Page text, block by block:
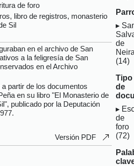
de foro
libro de registros, monasterio
Sil
en el archivo de San
a la feligresía de San
en el Archivo
partir de los documentos
en su libro "El Monasterio de
publicado por la Deputación
Versión PDF
de
(14)
Tipo
de
de
foro
(72)